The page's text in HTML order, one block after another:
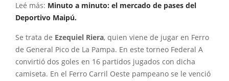
Leé más: Minuto a minuto: el mercado de pases del
Deportivo Maipú.
Se trata de Ezequiel Riera, quien viene de jugar en Ferro
de General Pico de La Pampa. En este torneo Federal A
convirtió dos goles en 16 partidos jugados con dicha
camiseta. En el Ferro Carril Oeste pampeano se le venció